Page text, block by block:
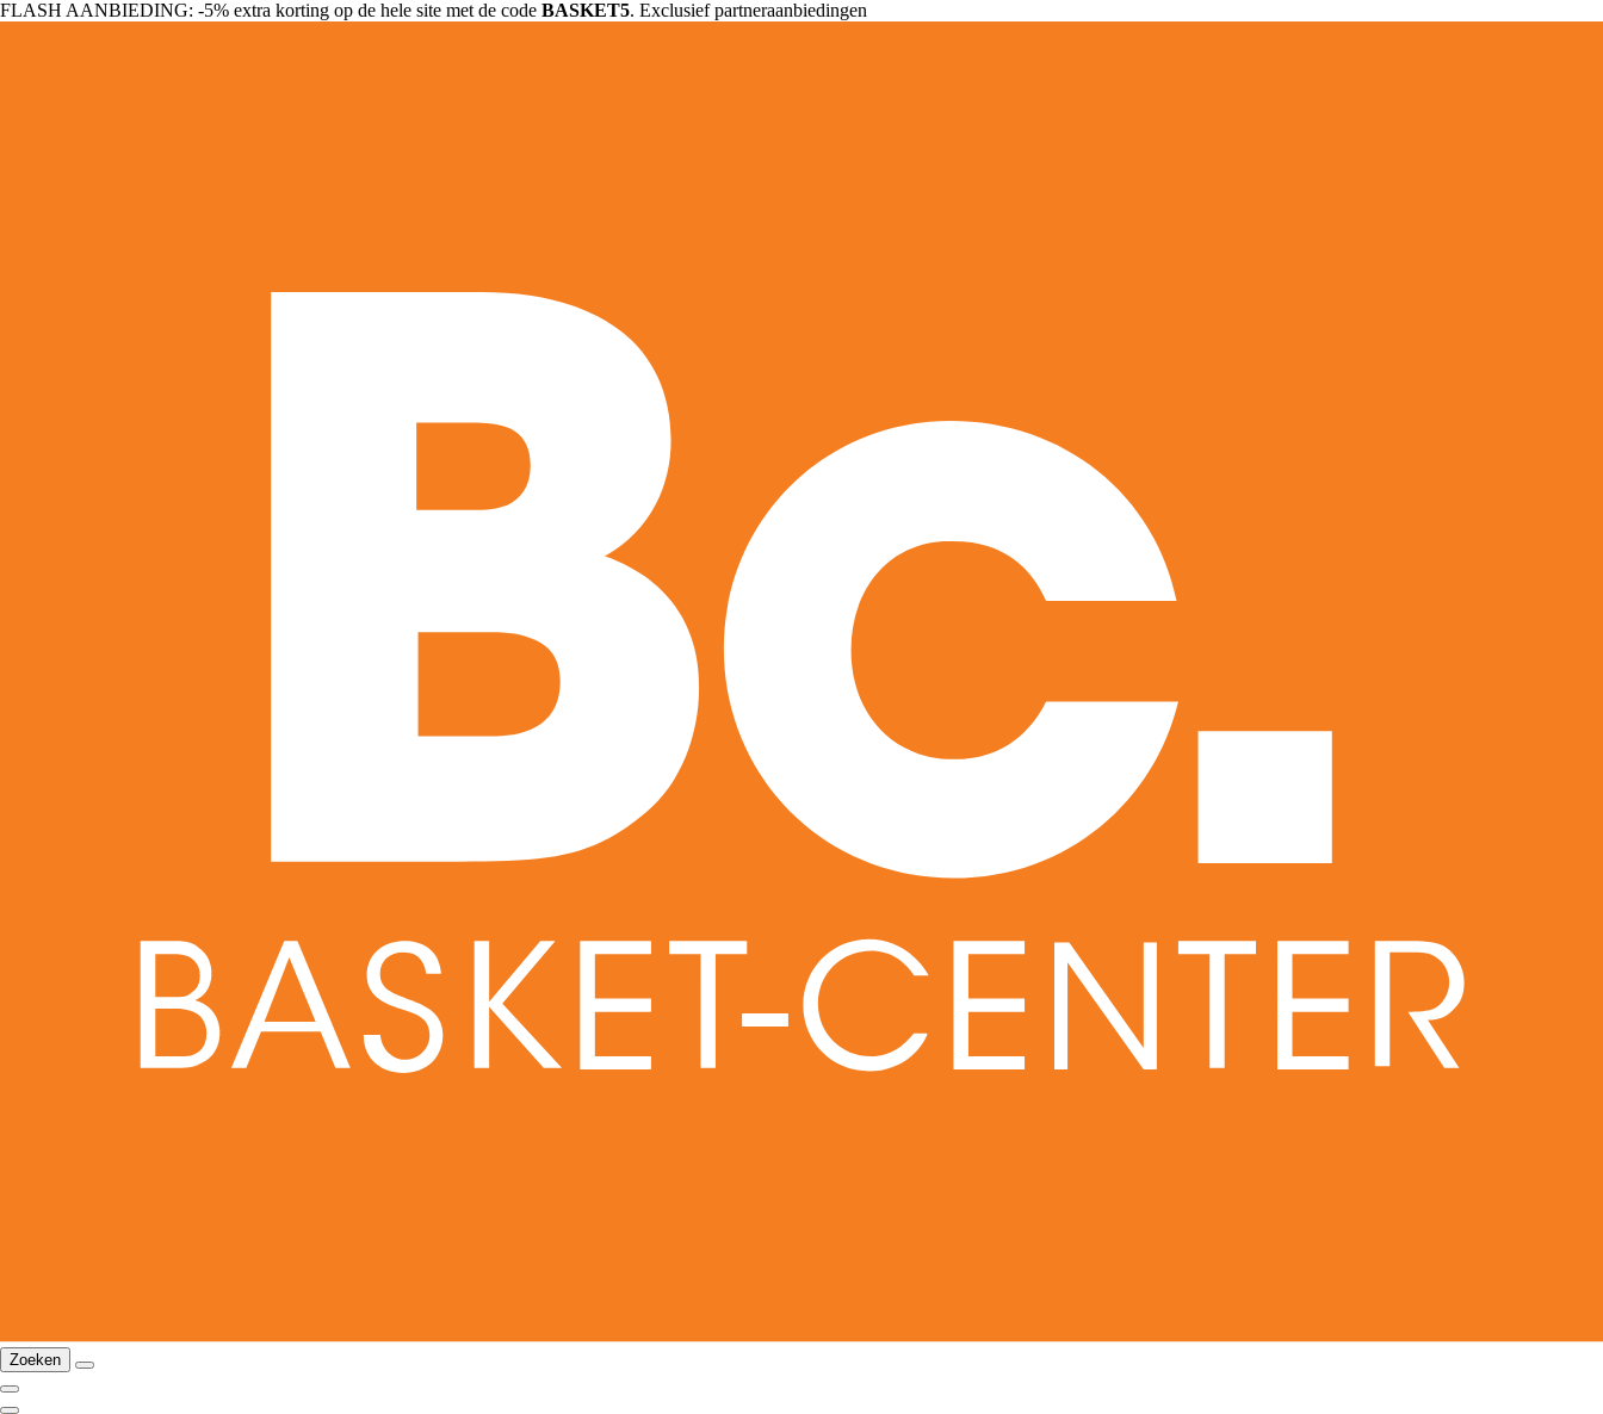
FLASH AANBIEDING: -5% extra korting op de hele site met de code BASKET5. Exclusief partneraanbiedingen
Zoeken